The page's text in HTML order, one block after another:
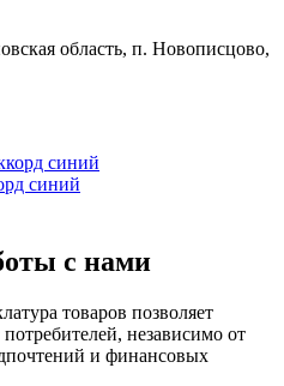
область, п. Новописцово,
синий
с нами
товаров позволяет
независимо от
и финансовых